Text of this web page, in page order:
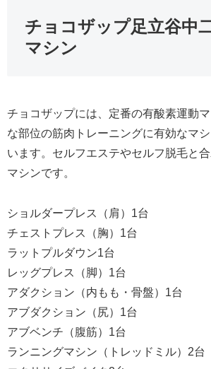
チョコザップ足立谷中
マシン
チョコザップには、定番の有酸素運動
な部位の筋肉トレーニングに有効なマ
います。セルフエステやセルフ脱毛と
マシンです。
ショルダープレス（肩）1台
チェストプレス（胸）1台
ラットプルダウン1台
レッグプレス（脚）1台
アダクション（内もも・骨盤）1台
アブダクション（尻）1台
アブベンチ（腹筋）1台
ランニングマシン（トレッドミル）2台